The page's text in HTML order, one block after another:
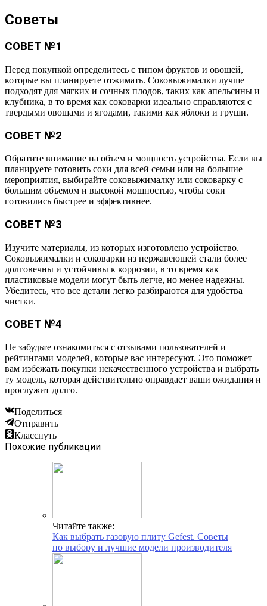
Советы
СОВЕТ №1
Перед покупкой определитесь с типом фруктов и овощей,
которые вы планируете отжимать. Соковыжималки лучше
подходят для мягких и сочных плодов, таких как апельсины и
клубника, в то время как соковарки идеально справляются с
твердыми овощами и ягодами, такими как яблоки и груши.
СОВЕТ №2
Обратите внимание на объем и мощность устройства. Если вы
планируете готовить соки для всей семьи или на большие
мероприятия, выбирайте соковыжималку или соковарку с
большим объемом и высокой мощностью, чтобы соки
готовились быстрее и эффективнее.
СОВЕТ №3
Изучите материалы, из которых изготовлено устройство.
Соковыжималки и соковарки из нержавеющей стали более
долговечны и устойчивы к коррозии, в то время как
пластиковые модели могут быть легче, но менее надежны.
Убедитесь, что все детали легко разбираются для удобства
чистки.
СОВЕТ №4
Не забудьте ознакомиться с отзывами пользователей и
рейтингами моделей, которые вас интересуют. Это поможет
вам избежать покупки некачественного устройства и выбрать
ту модель, которая действительно оправдает ваши ожидания и
прослужит долго.
Поделиться
Отправить
Класснуть
Похожие публикации
Читайте также:
Как выбрать газовую плиту Gefest. Советы
по выбору и лучшие модели производителя